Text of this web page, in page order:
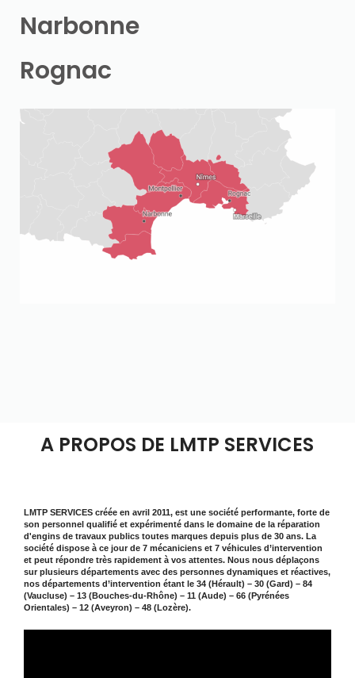
Narbonne
Rognac
A PROPOS DE LMTP SERVICES
LMTP SERVICES créée en avril 2011, est une société performante, forte de
son personnel qualifié et expérimenté dans le domaine de la réparation
d'engins de travaux publics toutes marques depuis plus de 30 ans. La
société dispose à ce jour de 7 mécaniciens et 7 véhicules d’intervention
et peut répondre très rapidement à vos attentes. Nous nous déplaçons
sur plusieurs départements avec des personnes dynamiques et réactives,
nos départements d’intervention étant le 34 (Hérault) – 30 (Gard) – 84
(Vaucluse) – 13 (Bouches-du-Rhône) – 11 (Aude) – 66 (Pyrénées
Orientales) – 12 (Aveyron) – 48 (Lozère).